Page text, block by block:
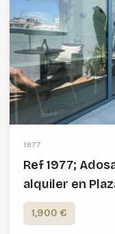
1977
Ref 1977;
alquiler en
1,900 €